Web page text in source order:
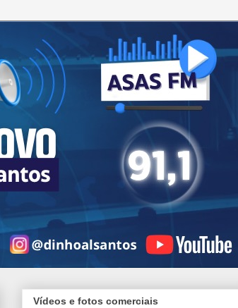
Vídeos e fotos comerciais